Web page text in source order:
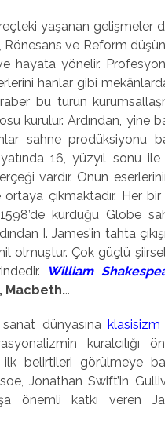
yaşanan gelişmeler
ve Reform
ve hayata yönelir.
hanlar gibi
bu türün
kurulur. Ardından, yine
sahne prodüksiyonu
16, yüzyıl sonu
vardır. Onun
çıkmaktadır. Her
1598’de kurduğu Globe
I. James’in tahta
olmuştur. Çok güçlü
William
Macbeth...
dünyasınaklasisizm
kuralcılığı
ilk belirtileri görülmeye
Jonathan Swift’in
önemli katkı veren